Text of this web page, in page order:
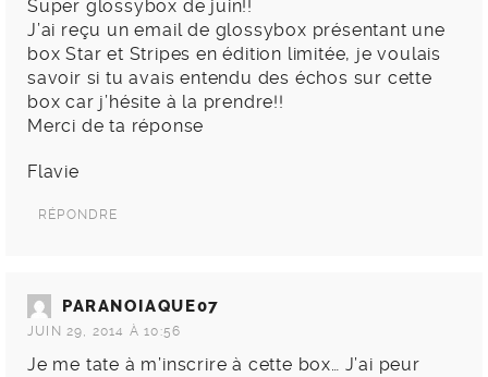
Super glossybox de juin!!
J’ai reçu un email de glossybox présentant une
box Star et Stripes en édition limitée, je voulais
savoir si tu avais entendu des échos sur cette
box car j’hésite à la prendre!!
Merci de ta réponse
Flavie
RÉPONDRE
PARANOIAQUE07
JUIN 29, 2014 À 10:56
Je me tate à m’inscrire à cette box… J’ai peur